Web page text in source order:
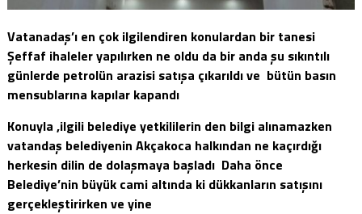
Vatanadaş’ı en çok ilgilendiren konulardan bir tanesi
Şeffaf ihaleler yapılırken ne oldu da bir anda şu sıkıntılı
günlerde petrolün arazisi satışa çıkarıldı ve bütün basın
mensublarına kapılar kapandı
Konuyla ,ilgili belediye yetkililerin den bilgi alınamazken
vatandaş belediyenin Akçakoca halkından ne kaçırdığı
herkesin dilin de dolaşmaya başladı Daha önce
Belediye’nin büyük cami altında ki dükkanların satışını
gerçekleştirirken ve yine